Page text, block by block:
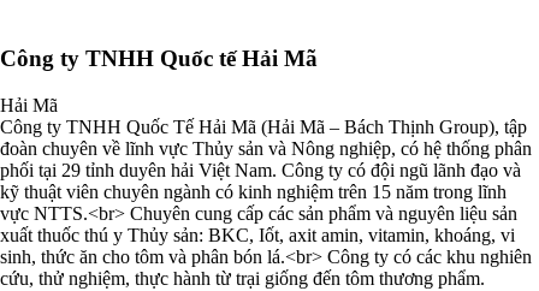
Công ty TNHH Quốc tế Hải Mã
Hải Mã
Công ty TNHH Quốc Tế Hải Mã (Hải Mã – Bách Thịnh Group), tập
đoàn chuyên về lĩnh vực Thủy sản và Nông nghiệp, có hệ thống phân
phối tại 29 tỉnh duyên hải Việt Nam. Công ty có đội ngũ lãnh đạo và
kỹ thuật viên chuyên ngành có kinh nghiệm trên 15 năm trong lĩnh
vực NTTS.<br> Chuyên cung cấp các sản phẩm và nguyên liệu sản
xuất thuốc thú y Thủy sản: BKC, Iốt, axit amin, vitamin, khoáng, vi
sinh, thức ăn cho tôm và phân bón lá.<br> Công ty có các khu nghiên
cứu, thử nghiệm, thực hành từ trại giống đến tôm thương phẩm.